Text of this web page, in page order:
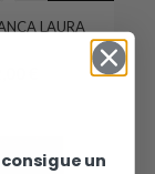
LAURA
un